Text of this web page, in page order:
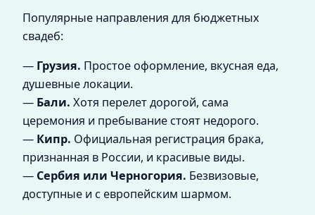
Популярные направления для бюджетных
свадеб:
— Грузия. Простое оформление, вкусная еда,
душевные локации.
— Бали. Хотя перелет дорогой, сама
церемония и пребывание стоят недорого.
— Кипр. Официальная регистрация брака,
признанная в России, и красивые виды.
— Сербия или Черногория. Безвизовые,
доступные и с европейским шармом.